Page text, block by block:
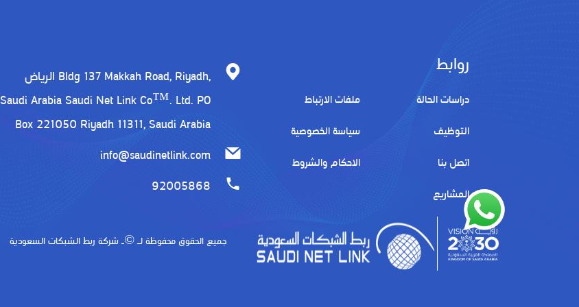
روابط
دراسات الحالة
التوظيف
اتصل بنا
المشاريع
ملفات الارتباط
سياسة الخصوصية
الاحكام والشروط
الرياض Bldg 137 Makkah Road, Riyadh,
Saudi Arabia Saudi Net Link Co™. Ltd. PO
Box 221050 Riyadh 11311, Saudi Arabia
info@saudinetlink.com
92005868
جميع الحقوق محفوظة لـ ©ـشركة ربط الشبكات السعودية